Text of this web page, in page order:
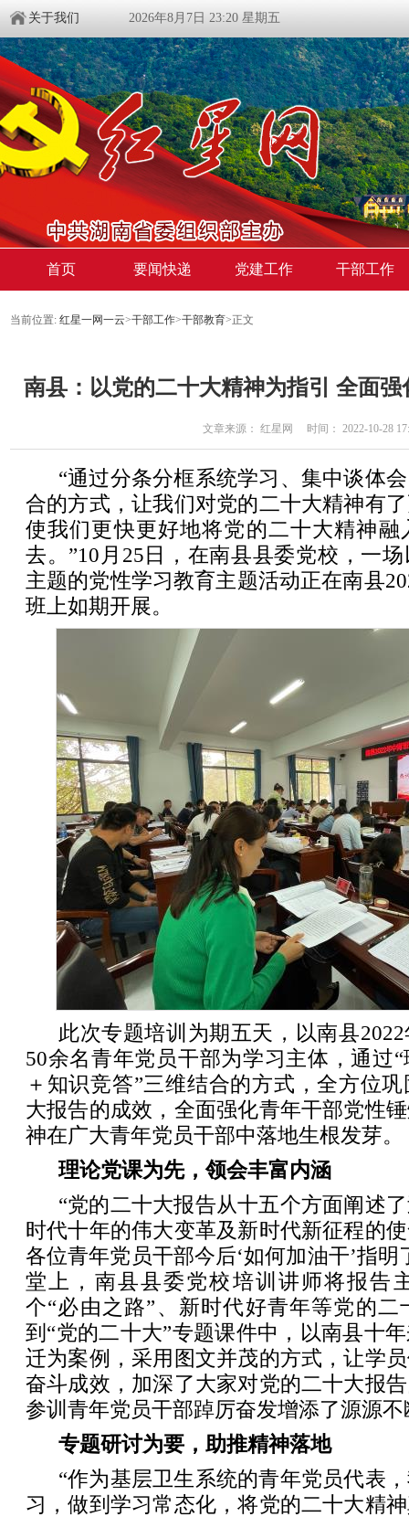
关于我们 2026年8月7日 23:20 星期五
首页 要闻快递 党建工作 干部工作
当前位置: 红星一网一云>干部工作>干部教育>正文
南县：以党的二十大精神为指引 全面
文章来源： 红星网 时间： 2022-10-28
“通过分条分框系统学习、集中谈体
合的方式，让我们对党的二十大精神有
使我们更快更好地将党的二十大精神融
去。”10月25日，在南县县委党校，一
主题的党性学习教育主题活动正在南县
班上如期开展。
此次专题培训为期五天，以南县
50余名青年党员干部为学习主体，通过
＋知识竞答”三维结合的方式，全方位
大报告的成效，全面强化青年干部党性
神在广大青年党员干部中落地生根发芽。
理论党课为先，领会丰富内涵
“党的二十大报告从十五个方面阐述
时代十年的伟大变革及新时代新征程的
各位青年党员干部今后‘如何加油干’指
堂上，南县县委党校培训讲师将报告
个“必由之路”、新时代好青年等党的
到“党的二十大”专题课件中，以南县十
迁为案例，采用图文并茂的方式，让学
奋斗成效，加深了大家对党的二十大报
参训青年党员干部踔厉奋发增添了源源
专题研讨为要，助推精神落地
“作为基层卫生系统的青年党员代表
习，做到学习常态化，将党的二十大精